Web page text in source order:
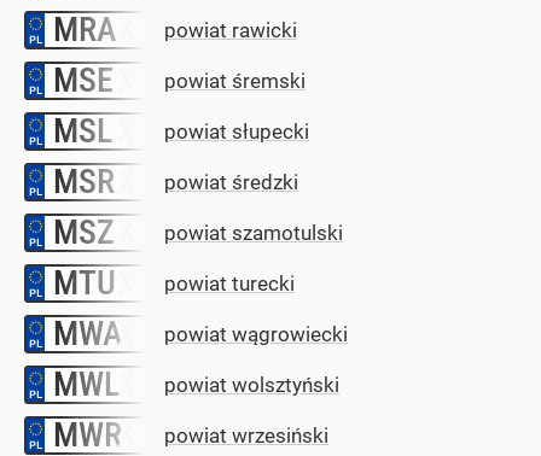
MRA powiat rawicki
MSE powiat śremski
MSL powiat słupecki
MSR powiat średzki
MSZ powiat szamotulski
MTU powiat turecki
MWA powiat wągrowiecki
MWL powiat wolsztyński
MWR powiat wrzesiński